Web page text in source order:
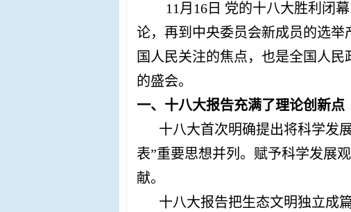
11月16日 党的十八大胜利闭
论，再到中央委员会新成员的选
国人民关注的焦点，也是全国人
的盛会。
一、十八大报告充满了理论创新点
十八大首次明确提出将科学发
表”重要思想并列。赋予科学发展
献。
十八大报告把生态文明独立成